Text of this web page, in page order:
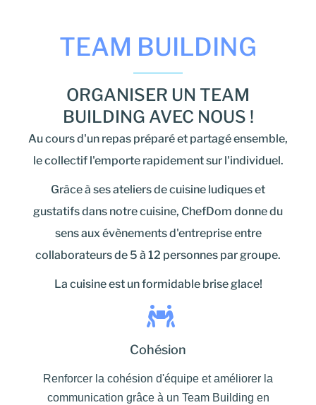
TEAM BUILDING
ORGANISER UN TEAM
BUILDING AVEC NOUS !
Au cours d'un repas préparé et partagé ensemble,
le collectif l'emporte rapidement sur l'individuel.
Grâce à ses ateliers de cuisine ludiques et
gustatifs dans notre cuisine, ChefDom donne du
sens aux évènements d'entreprise entre
collaborateurs de 5 à 12 personnes par groupe.
La cuisine est un formidable brise glace!
Cohésion
Renforcer la cohésion d'équipe et améliorer la
communication grâce à un Team Building en